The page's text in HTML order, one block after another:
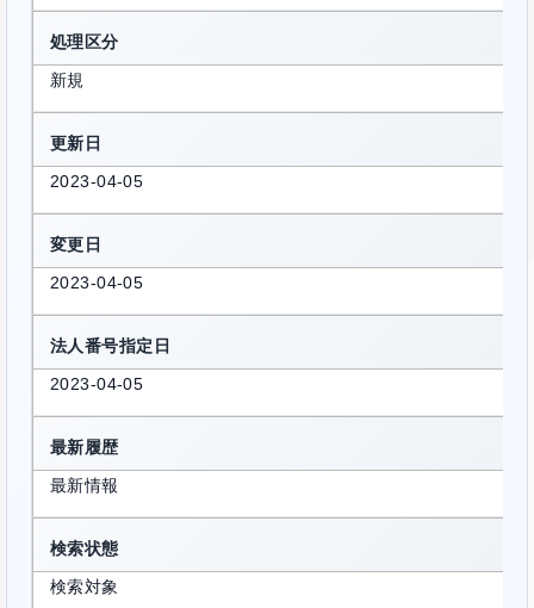
処理区分
新規
更新日
2023-04-05
変更日
2023-04-05
法人番号指定日
2023-04-05
最新履歴
最新情報
検索状態
検索対象